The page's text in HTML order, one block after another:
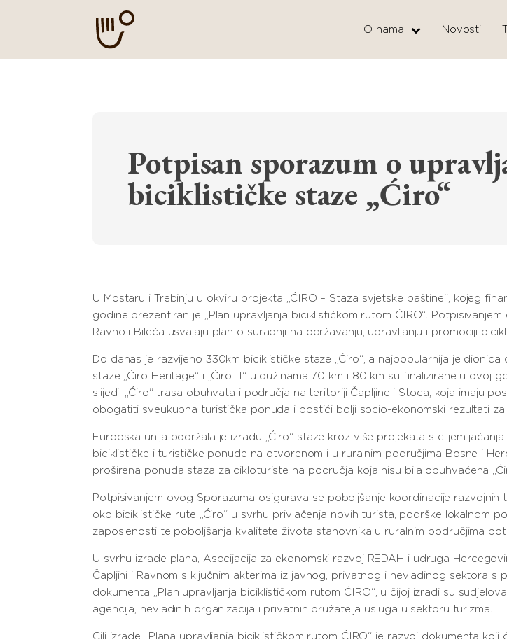
O nama Novosti
Potpisan sporazum o
biciklističke staze „Ćiro“
U Mostaru i Trebinju u okviru projekta „ĆIRO – Staza svjetske baštine“, kojeg
godine prezentiran je „Plan upravljanja biciklističkom rutom ĆIRO“.
Ravno i Bileća usvajaju plan o suradnji na održavanju, upravljanju i promociji
Do danas je razvijeno 330km biciklističke staze „Ćiro“, a najpopularnija je
staze „Ćiro Heritage“ i „Ćiro II“ u dužinama 70 km i 80 km su finalizirane u ovoj
slijedi. „Ćiro“ trasa obuhvata i područja na teritoriji Čapljine i Stoca, koja imaju
obogatiti sveukupna turistička ponuda i postići bolji socio-ekonomski rezultati
Europska unija podržala je izradu „Ćiro“ staze kroz više projekata s ciljem
biciklističke i turističke ponude na otvorenom i u ruralnim područjima Bosne i
proširena ponuda staza za cikloturiste na područja koja nisu bila obuhvaćena
Potpisivanjem ovog Sporazuma osigurava se poboljšanje koordinacije
oko biciklističke rute „Ćiro“ u svrhu privlačenja novih turista, podrške lokalnom
zaposlenosti te poboljšanja kvalitete života stanovnika u ruralnim područjima
U svrhu izrade plana, Asocijacija za ekonomski razvoj REDAH i udruga
Čapljini i Ravnom s ključnim akterima iz javnog, privatnog i nevladinog sektora s
dokumenta „Plan upravljanja biciklističkom rutom ĆIRO“, u čijoj izradi su
agencija, nevladinih organizacija i privatnih pružatelja usluga u sektoru turizma.
Cilj izrade „Plana upravljanja biciklističkom rutom ĆIRO“ je razvoj dokumenta